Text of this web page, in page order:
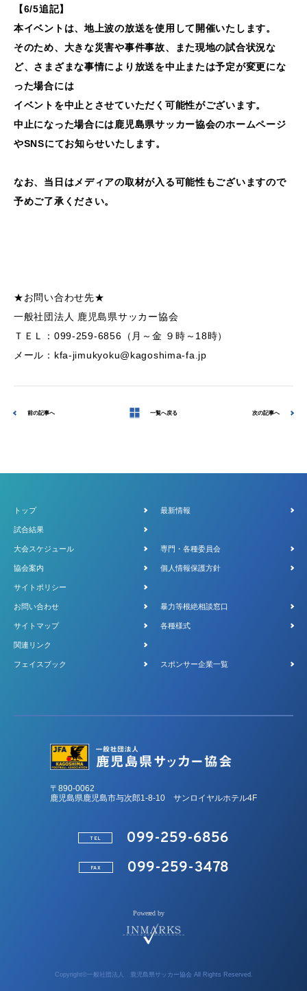
【6/5追記】
本イベントは、地上波の放送を使用して開催いたします。
そのため、大きな災害や事件事故、また現地の試合状況な
ど、さまざまな事情により放送を中止または予定が変更にな
った場合には
イベントを中止とさせていただく可能性がございます。
中止になった場合には鹿児島県サッカー協会のホームページ
やSNSにてお知らせいたします。
なお、当日はメディアの取材が入る可能性もございますので
予めご了承ください。
★お問い合わせ先★
一般社団法人 鹿児島県サッカー協会
ＴＥＬ：099-259-6856（月～金 ９時～18時）
メール：kfa-jimukyoku@kagoshima-fa.jp
前の記事へ 一覧へ戻る 次の記事へ
トップ 最新情報
試合結果
大会スケジュール 専門・各種委員会
協会案内 個人情報保護方針
サイトポリシー
お問い合わせ 暴力等根絶相談窓口
サイトマップ 各種様式
関連リンク
フェイスブック スポンサー企業一覧
〒890-0062
鹿児島県鹿児島市与次郎1-8-10 サンロイヤルホテル4F
TEL 099-259-6856
FAX 099-259-3478
Copyright©一般社団法人 鹿児島県サッカー協会 All Rights Reserved.